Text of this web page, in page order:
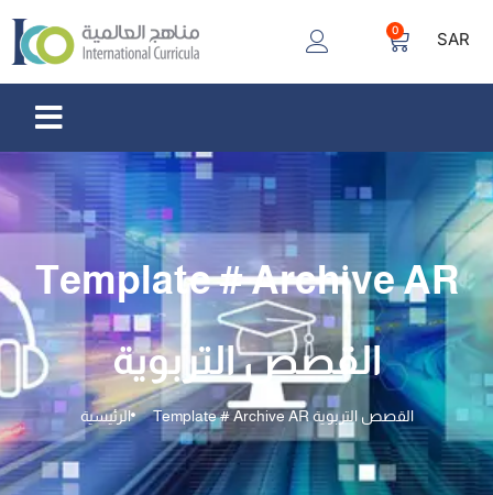
0 SAR
Template # Archive AR
القصص التربوية
الرئيسية Template # Archive AR القصص التربوية